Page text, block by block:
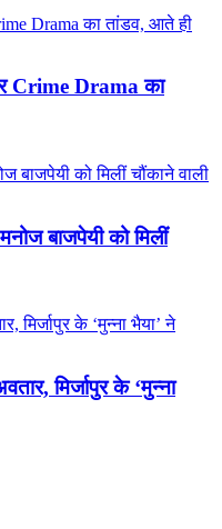
Crime Drama का
बाजपेयी को मिलीं
मिर्जापुर के ‘मुन्ना